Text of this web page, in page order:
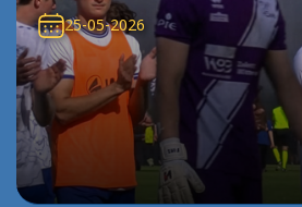
25-05-2026